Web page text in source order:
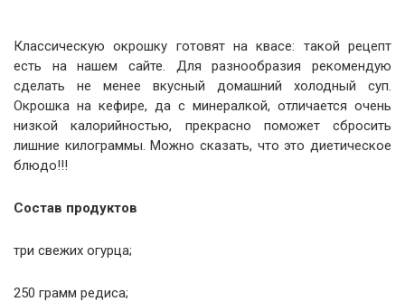
Классическую окрошку готовят на квасе: такой рецепт
есть на нашем сайте. Для разнообразия рекомендую
сделать не менее вкусный домашний холодный суп.
Окрошка на кефире, да с минералкой, отличается очень
низкой калорийностью, прекрасно поможет сбросить
лишние килограммы. Можно сказать, что это диетическое
блюдо!!!
Состав продуктов
три свежих огурца;
250 грамм редиса;